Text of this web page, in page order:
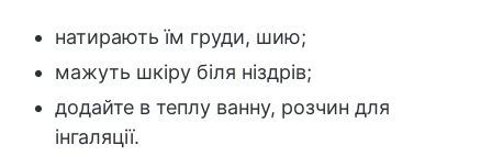
натирають їм груди, шию;
мажуть шкіру біля ніздрів;
додайте в теплу ванну, розчин для
інгаляції.